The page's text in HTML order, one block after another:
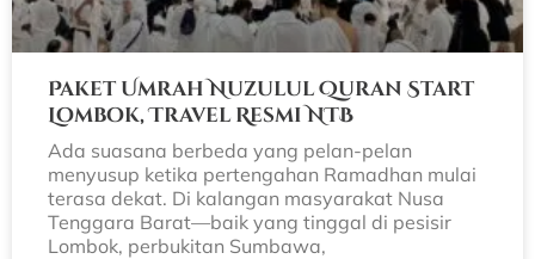
Paket Umrah Nuzulul Quran Start
Lombok, Travel Resmi NTB
Ada suasana berbeda yang pelan-pelan
menyusup ketika pertengahan Ramadhan mulai
terasa dekat. Di kalangan masyarakat Nusa
Tenggara Barat—baik yang tinggal di pesisir
Lombok, perbukitan Sumbawa,